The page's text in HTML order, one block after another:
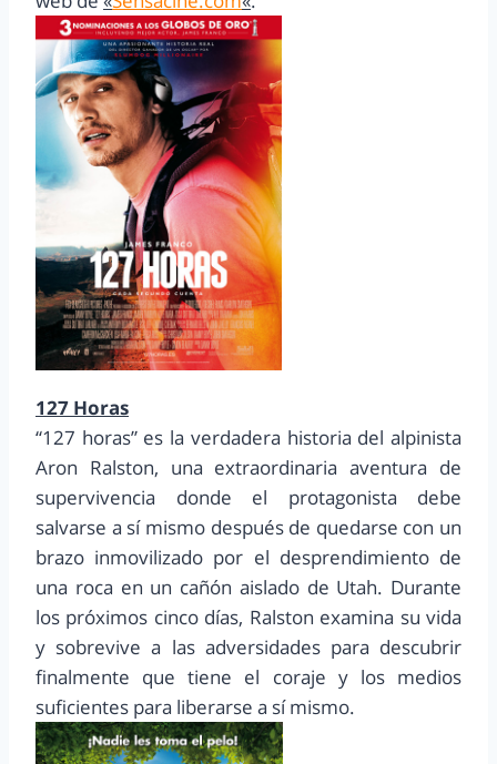
127 Horas
“127 horas” es la verdadera historia del alpinista
Aron Ralston, una extraordinaria aventura de
supervivencia donde el protagonista debe
salvarse a sí mismo después de quedarse con un
brazo inmovilizado por el desprendimiento de
una roca en un cañón aislado de Utah. Durante
los próximos cinco días, Ralston examina su vida
y sobrevive a las adversidades para descubrir
finalmente que tiene el coraje y los medios
suficientes para liberarse a sí mismo.